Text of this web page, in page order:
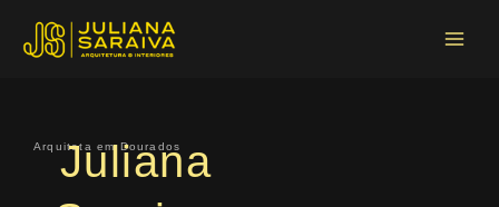
Arquiteta em Dourados
Juliana